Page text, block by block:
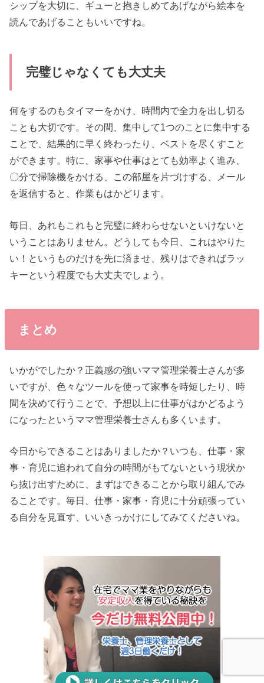
シップを大切に、ギューと抱きしめてあげながら絵本を
読んであげることもいいですね。
完璧じゃなくても大丈夫
何をするのもタイマーをかけ、時間内で全力を出し切る
ことも大切です。その間、集中して1つのことに集中する
ことで、結果的に早く終わったり、ベストを尽くすこと
ができます。特に、家事や仕事はとても効率よく進み、
〇分で掃除機をかける、この部屋を片づけする、メール
を返信すると、作業もはかどります。
毎日、あれもこれもと完璧に終わらせないといけないと
いうことはありません。どうしても今日、これはやりた
い！というものだけを先に済ませ、残りはできればラッ
キーという程度でも大丈夫でしょう。
まとめ
いかがでしたか？正義感の強いママ管理栄養士さんが多
いですが、色々なツールを使って家事を時短したり、時
間を決めて行うことで、予想以上に仕事がはかどるよう
になったというママ管理栄養士さんも多くいます。
今日からできることはありましたか？いつも、仕事・家
事・育児に追われて自分の時間がもてないという現状か
ら抜け出すために、まずはできることから取り組んでみ
ることです。毎日、仕事・家事・育児に十分頑張ってい
る自分を見直す、いいきっかけにしてみてくださいね。